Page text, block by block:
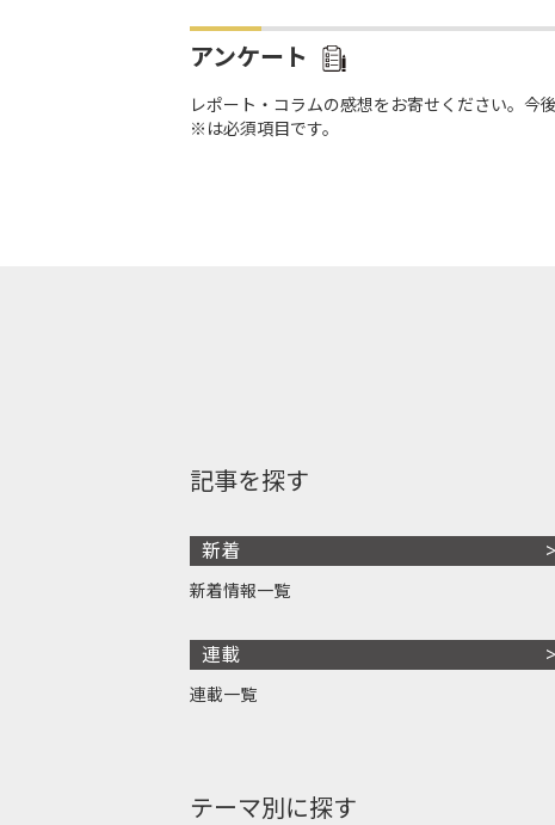
アンケート
レポート・コラムの感想をお寄せください。今
※は必須項目です。
記事を探す
新着
新着情報一覧
連載
連載一覧
テーマ別に探す